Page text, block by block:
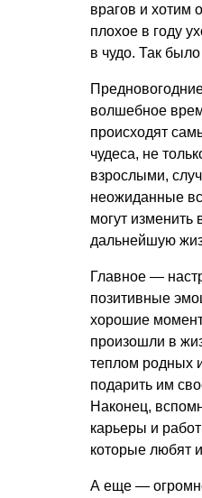
врагов и хотим
плохое в году
в чудо. Так было
волшебное
происходят
чудеса, не
взрослыми,
неожиданные
могут изменить
дальнейшую
Главное —
позитивные
хорошие
произошли в
теплом родных
подарить им
Наконец,
карьеры и
которые любят
А еще —